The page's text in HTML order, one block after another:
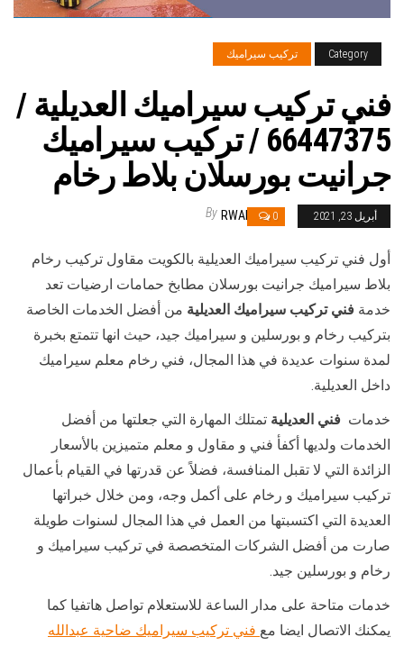
Category تركيب سيراميك
فني تركيب سيراميك العديلية /
66447375 / تركيب سيراميك
جرانيت بورسلان بلاط رخام
أبريل 23, 2021 0
By RWAN
أول فني تركيب سيراميك العديلية بالكويت مقاول تركيب رخام
بلاط سيراميك جرانيت بورسلان مطابخ حمامات ارضيات تعد
خدمة فني تركيب سيراميك العديلية من أفضل الخدمات الخاصة
بتركيب رخام و بورسلين و سيراميك جيد، حيث انها تتمتع بخبرة
لمدة سنوات عديدة في هذا المجال، فني رخام معلم سيراميك
داخل العديلية.
خدمات فني العديلية تمتلك المهارة التي جعلتها من أفضل
الخدمات ولديها أكفأ فني و مقاول و معلم متميزين بالأسعار
الزائدة التي لا تقبل المنافسة، فضلاً عن قدرتها في القيام بأعمال
تركيب سيراميك و رخام على أكمل وجه، ومن خلال خبراتها
العديدة التي اكتسبتها من العمل في هذا المجال لسنوات طويلة
صارت من أفضل الشركات المتخصصة في تركيب سيراميك و
رخام و بورسلين جيد.
خدمات متاحة على مدار الساعة للاستعلام تواصل هاتفيا كما
يمكنك الاتصال ايضا مع فني تركيب سيراميك ضاحية عبدالله